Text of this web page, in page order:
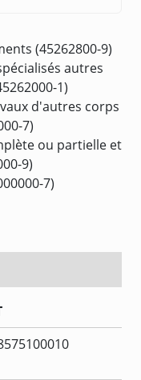
(45262800-9)
autres
1)
d'autres corps
7)
ou partielle et
9)
7)